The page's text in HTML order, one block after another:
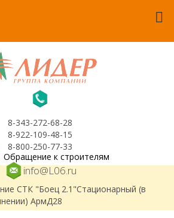
8-343-272-68-28
8-922-109-48-15
8-800-250-77-33
info@L06.ru
Обращение к строителям
СТК "Боец 2.1"Стационарный (в
АрмД28